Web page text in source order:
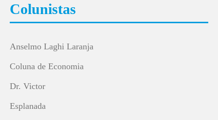
Colunistas
Anselmo Laghi Laranja
Coluna de Economia
Dr. Victor
Esplanada